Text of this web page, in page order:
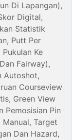
Di Lapangan),
Digital,
Statistik
Putt Per
Pukulan Ke
Fairway),
Autoshot,
Courseview
Green View
Pemosisian Pin
Manual, Target
Dan Hazard,